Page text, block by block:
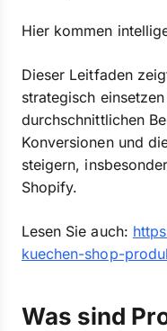
Hier kommen
Dieser Leitfaden
strategisch
durchschnittlichen
Konversionen und
steigern,
Shopify.
Lesen Sie auch:
kuechen-shop-
Was sind